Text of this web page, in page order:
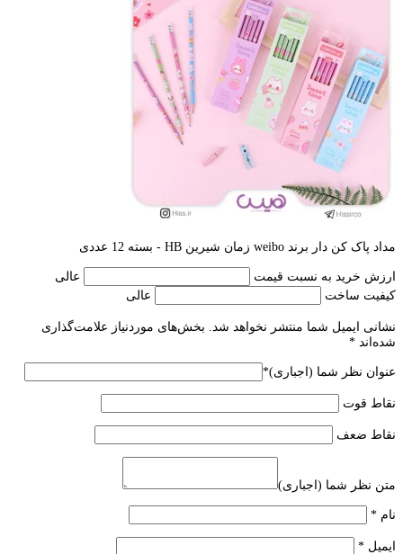
مداد پاک کن دار برند weibo زمان شیرین HB - بسته 12 عددی
ارزش خرید به نسبت قیمت
عالی
کیفیت ساخت
عالی
نشانی ایمیل شما منتشر نخواهد شد.
بخش‌های موردنیاز علامت‌گذاری
شده‌اند *
عنوان نظر شما (اجباری)*
نقاط قوت
نقاط ضعف
متن نظر شما (اجباری)
نام *
ایمیل *